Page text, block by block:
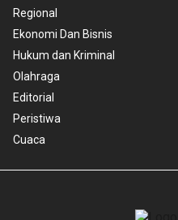
Regional
Ekonomi Dan Bisnis
Hukum dan Kriminal
Olahraga
Editorial
Peristiwa
Cuaca